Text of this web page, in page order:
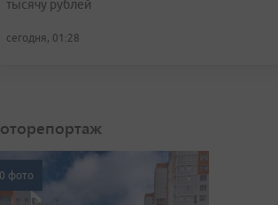
тысячу рублей
сегодня, 01:28
фото